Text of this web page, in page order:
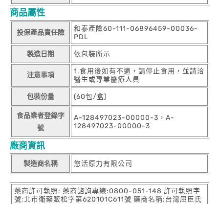
商品屬性
投保產品責任險
和泰產險60-111-06896459-00036-
PDL
製造日期 依包裝所示
注意事項
1.食用後如有不適，請停止食用，並請洽
醫生或專業醫療人員
包裝份量 (60包/盒)
食品業者登錄字
號
A-128497023-00000-3，A-
128497023-00000-3
廠商資訊
製造商名稱 悠活原力有限公司
藥商許可執照: 藥商諮詢專線:0800-051-148 許可執照字
號:北市衛藥販松字第620101C611號 藥商名稱:台灣屈臣氏